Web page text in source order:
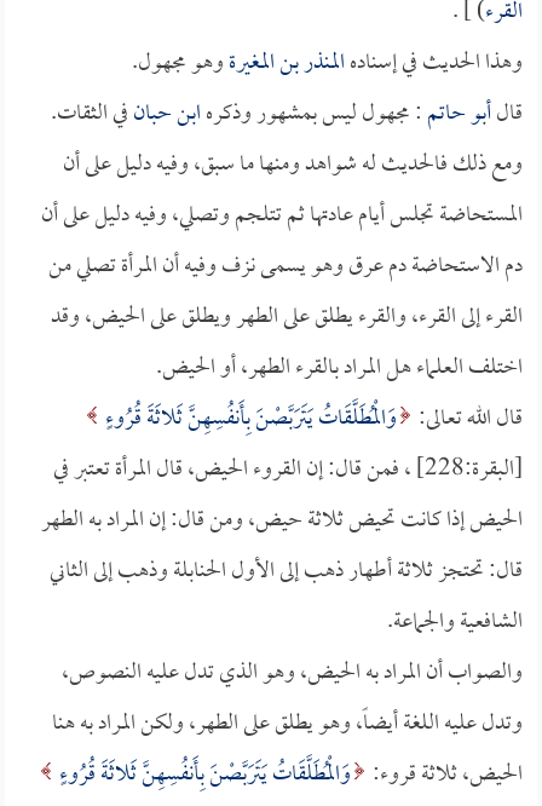
القرء) ] .
وهذا الحديث في إسنادهالمنذر بن المغيرةوهو مجهول.
قالأبو حاتم: مجهول ليس بمشهور وذكرهابن حبانفي الثقات.
ومع ذلك فالحديث له شواهد ومنها ما سبق، وفيه دليل على أن
المستحاضة تجلس أيام عادتها ثم تتلجم وتصلي، وفيه دليل على أن
دم الاستحاضة دم عرق وهو يسمى نزف وفيه أن المرأة تصلي من
القرء إلى القرء، والقرء يطلق على الطهر ويطلق على الحيض، وقد
اختلف العلماء هل المراد بالقرء الطهر، أو الحيض.
قال الله تعالى: وَالْمُطَلَّقَاتُ يَتَرَبَّصْنَ بِأَنفُسِهِنَّ ثَلاثَةَ قُرُوءٍ
[البقرة:228] ، فمن قال: إن القروء الحيض، قال المرأة تعتبر في
الحيض إذا كانت تحيض ثلاثة حيض، ومن قال: إن المراد به الطهر
قال: تحتجز ثلاثة أطهار ذهب إلى الأول الحنابلة وذهب إلى الثاني
الشافعية والجماعة.
والصواب أن المراد به الحيض، وهو الذي تدل عليه النصوص،
وتدل عليه اللغة أيضاً، وهو يطلق على الطهر، ولكن المراد به هنا
الحيض، ثلاثة قروء: وَالْمُطَلَّقَاتُ يَتَرَبَّصْنَ بِأَنفُسِهِنَّ ثَلاثَةَ قُرُوءٍ